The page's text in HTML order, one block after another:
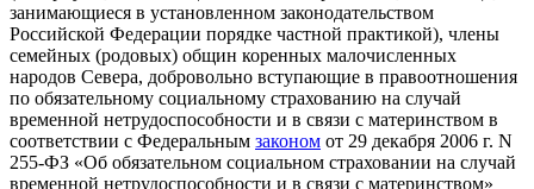
занимающиеся в установленном законодательством
Российской Федерации порядке частной практикой), члены
семейных (родовых) общин коренных малочисленных
народов Севера, добровольно вступающие в правоотношения
по обязательному социальному страхованию на случай
временной нетрудоспособности и в связи с материнством в
соответствии с Федеральным законом от 29 декабря 2006 г. N
255-ФЗ «Об обязательном социальном страховании на случай
временной нетрудоспособности и в связи с материнством»